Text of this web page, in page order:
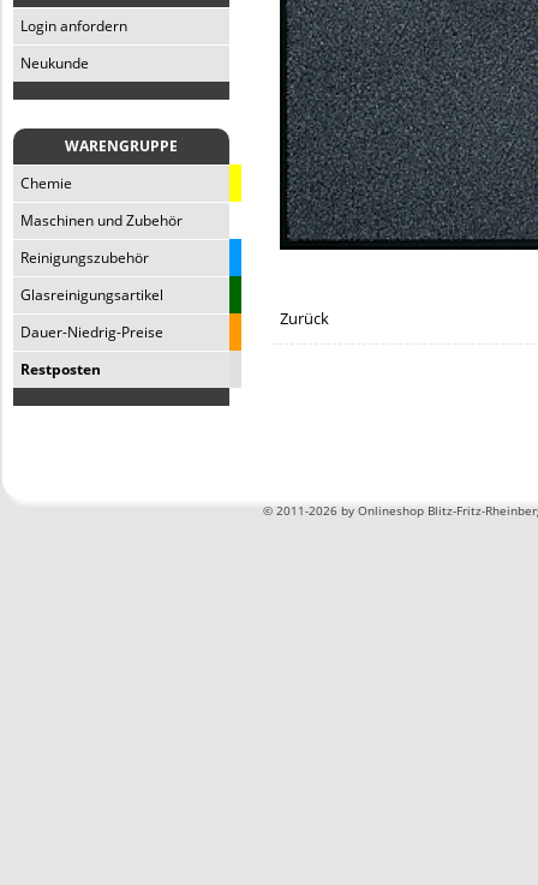
Login anfordern
Neukunde
WARENGRUPPE
Chemie
Maschinen und Zubehör
Reinigungszubehör
Glasreinigungsartikel
Dauer-Niedrig-Preise
Restposten
Zurück
© 2011-2026 by Onlineshop Blitz-Fritz-